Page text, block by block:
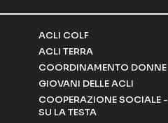
ACLI COLF
ACLI TERRA
COORDINAMENTO DONNE
GIOVANI DELLE ACLI
COOPERAZIONE SOCIALE -
SU LA TESTA